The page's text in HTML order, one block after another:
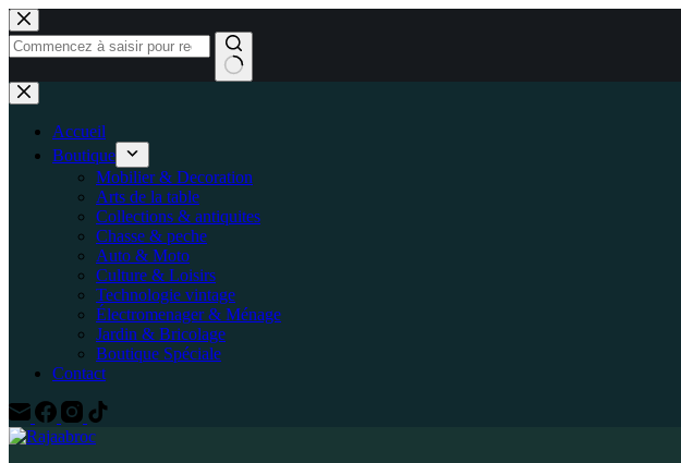
Accueil
Boutique
Mobilier & Decoration
Arts de la table
Collections & antiquites
Chasse & peche
Auto & Moto
Culture & Loisirs
Technologie vintage
Électromenager & Ménage
Jardin & Bricolage
Boutique Spéciale
Contact